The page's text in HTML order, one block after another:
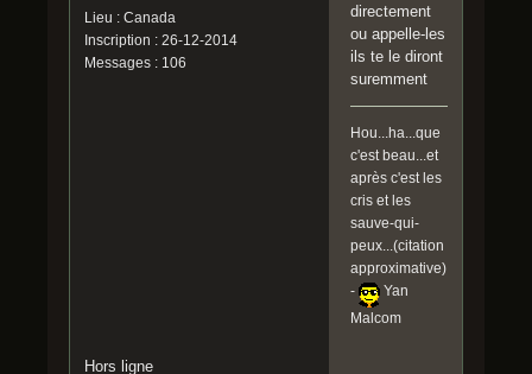
Lieu : Canada
Inscription : 26-12-2014
Messages : 106
directement
ou appelle-les
ils te le diront
suremment
Hou...ha...que
c'est beau...et
après c'est les
cris et les
sauve-qui-
peux...(citation
approximative)
-
Yan
Malcom
Hors ligne